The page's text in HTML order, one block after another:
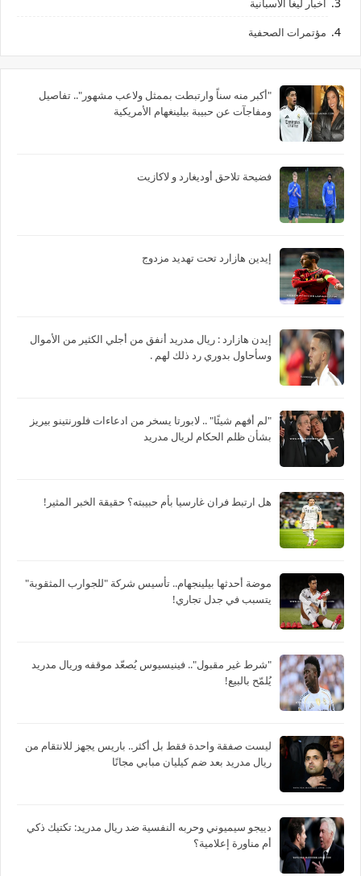
اخبار ليغا الاسبانية
مؤتمرات الصحفية
"أكبر منه سناً وارتبطت بممثل ولاعب مشهور".. تفاصيل
ومفاجآت عن حبيبة بيلينغهام الأمريكية
فضيحة تلاحق أوديغارد و لاكازيت
إيدين هازارد تحت تهديد مزدوج
‏إيدن هازارد : ريال مدريد أنفق من أجلي الكثير من الأموال
وسأحاول بدوري رد ذلك لهم .
"لم أفهم شيئًا" .. لابورتا يسخر من ادعاءات فلورنتينو بيريز
بشأن ظلم الحكام لريال مدريد
هل ارتبط فران غارسيا بأم حبيبته؟ حقيقة الخبر المثير!
موضة أحدثها بيلينجهام.. تأسيس شركة "للجوارب المثقوبة"
يتسبب في جدل تجاري!
"شرط غير مقبول".. فينيسيوس يُصعّد موقفه وريال مدريد
يُلمّح بالبيع!
ليست صفقة واحدة فقط بل أكثر.. باريس يجهز للانتقام من
ريال مدريد بعد ضم كيليان مبابي مجانًا
دييجو سيميوني وحربه النفسية ضد ريال مدريد: تكتيك ذكي
أم مناورة إعلامية؟